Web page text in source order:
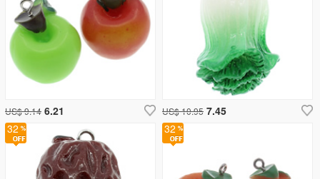
32
32
US$ 9.14 6.21 US$ 10.95 7.45